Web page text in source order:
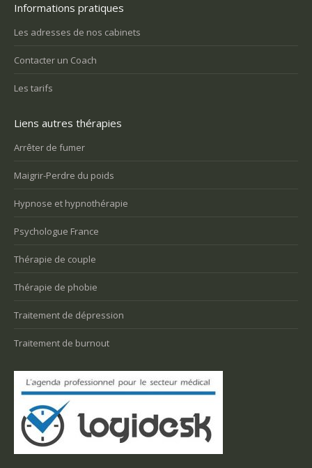
Informations pratiques
Les adresses de nos cabinets
Contacter un Coach
Les tarifs
Liens autres thérapies
Arrêter de fumer
Maigrir-Perdre du poids
Hypnose et hypnothérapie
Psychologue France
Thérapie de couple
Thérapie de phobie
Traitement de dépression
Traitement de burnout